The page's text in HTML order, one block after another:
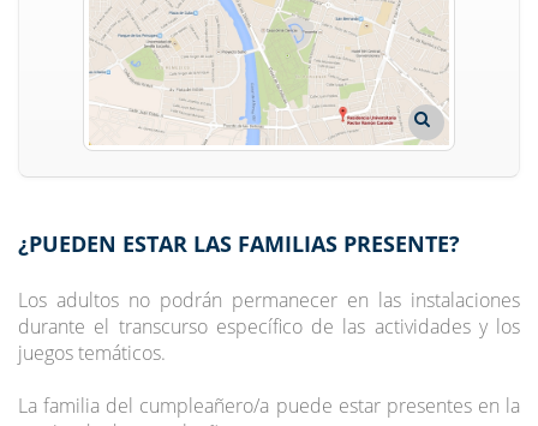
¿PUEDEN ESTAR LAS FAMILIAS PRESENTE?
Los adultos no podrán permanecer en las instalaciones
durante el transcurso específico de las actividades y los
juegos temáticos.
La familia del cumpleañero/a puede estar presentes en la